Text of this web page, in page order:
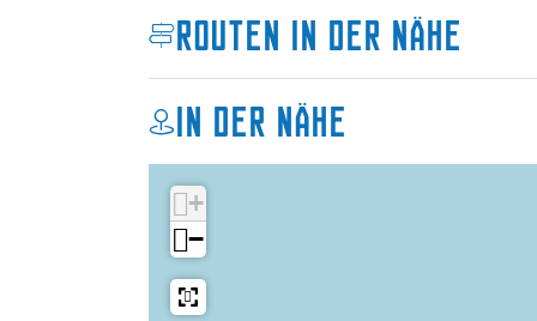
Routen in der Nähe
In der Nähe
+
−